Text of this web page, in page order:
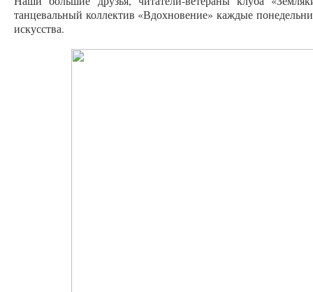
танцевальный коллектив «Вдохновение» каждые
искусства.